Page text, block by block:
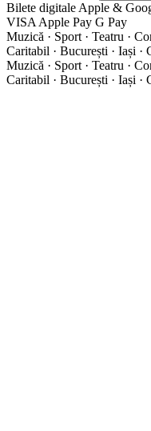
Bilete digitale Apple &
VISA Apple Pay G Pay
Muzică · Sport · Teatru ·
Caritabil · București · Iași ·
Muzică · Sport · Teatru ·
Caritabil · București · Iași ·